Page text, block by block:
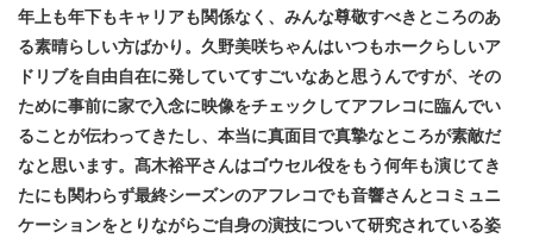
年上も年下もキャリアも関係なく、みんな尊敬すべきところのあ
る素晴らしい方ばかり。久野美咲ちゃんはいつもホークらしいア
ドリブを自由自在に発していてすごいなあと思うんですが、その
ために事前に家で入念に映像をチェックしてアフレコに臨んでい
ることが伝わってきたし、本当に真面目で真摯なところが素敵だ
なと思います。髙木裕平​さんはゴウセル役をもう何年も演じてき
たにも関わらず最終シーズンのアフレコでも音響さんとコミュニ
ケーションをとりながらご自身の演技について研究されている姿